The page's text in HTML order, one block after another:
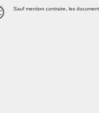
Sauf mention contraire, les